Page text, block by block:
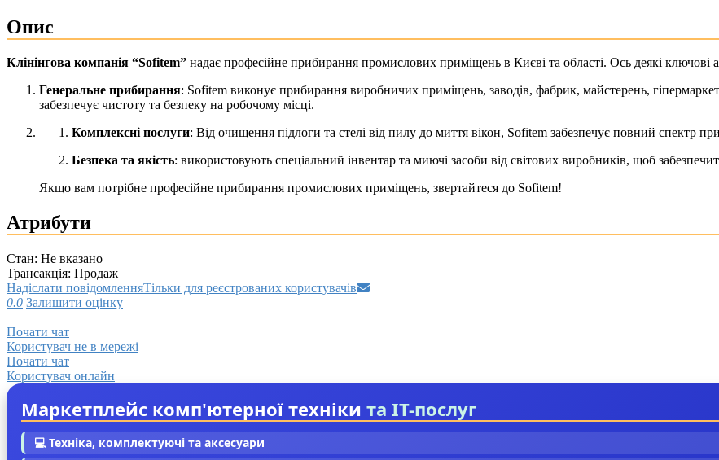
Опис
Клінінгова компанія “Sofitem” надає професійне прибирання промислових приміщень в Києві та області. Ось деякі ключові
Генеральне прибирання: Sofitem виконує прибирання виробничих приміщень, заводів, фабрик, майстерень,
забезпечує чистоту та безпеку на робочому місці.
Комплексні послуги: Від очищення підлоги та стелі від пилу до миття вікон, Sofitem забезпечує повний спектр
Безпека та якість: використовують спеціальний інвентар та миючі засоби від світових виробників, щоб
Якщо вам потрібне професійне прибирання промислових приміщень, звертайтеся до Sofitem!
Атрибути
Стан: Не вказано
Трансакція: Продаж
Надіслати повідомленняТільки для реєстрованих користувачів
0.0 Залишити оцінку
Почати чат
Користувач не в мережі
Почати чат
Користувач онлайн
Маркетплейс комп'ютерної техніки та IT-послуг
💻 Техніка, комплектуючі та аксесуари